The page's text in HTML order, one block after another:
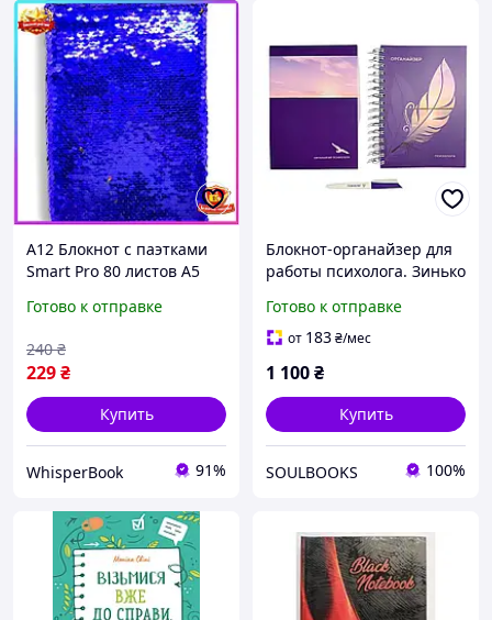
A12 Блокнот с паэтками
Smart Pro 80 листов А5
для заметок и зарисовок
Готово к отправке
229₴
240 ₴
Купить
WhisperBook 91%
Блокнот-органайзер для
работы психолога. Зинько
Готово к отправке
от 183₴/мес
1 100₴
Купить
SOULBOOKS 100%